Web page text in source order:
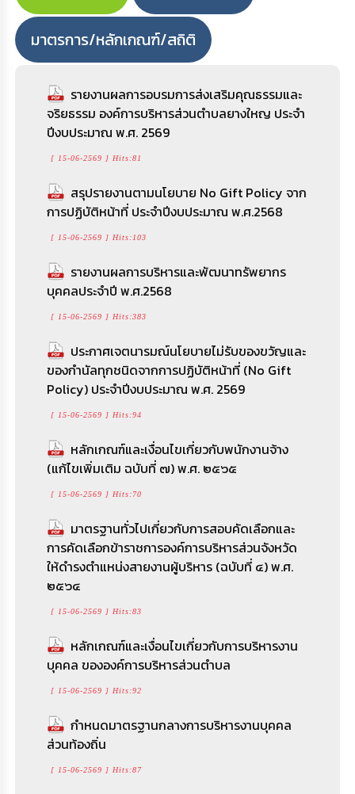
มาตรการ/หลักเกณฑ์/สถิติ
รายงานผลการอบรมการส่งเสริมคุณธรรมและ
จริยธรรม องค์การบริหารส่วนตำบลยางใหญ ประจำ
ปีงบประมาณ พ.ศ. 2569
[ 15-06-2569 ] Hits:81
สรุปรายงานตามนโยบาย No Gift Policy จาก
การปฏิบัติหน้าที่ ประจำปีงบประมาณ พ.ศ.2568
[ 15-06-2569 ] Hits:103
รายงานผลการบริหารและพัฒนาทรัพยากร
บุคคลประจำปี พ.ศ.2568
[ 15-06-2569 ] Hits:383
ประกาศเจตนารมณ์นโยบายไม่รับของขวัญและ
ของกำนัลทุกชนิดจากการปฏิบัติหน้าที่ (No Gift
Policy) ประจำปีงบประมาณ พ.ศ. 2569
[ 15-06-2569 ] Hits:94
หลักเกณฑ์และเงื่อนไขเกี่ยวกับพนักงานจ้าง
(แก้ไขเพิ่มเติม ฉบับที่ ๗) พ.ศ. ๒๕๖๕
[ 15-06-2569 ] Hits:70
มาตรฐานทั่วไปเกี่ยวกับการสอบคัดเลือกและ
การคัดเลือกข้าราชการองค์การบริหารส่วนจังหวัด
ให้ดำรงตำแหน่งสายงานผู้บริหาร (ฉบับที่ ๔) พ.ศ.
๒๕๖๔
[ 15-06-2569 ] Hits:83
หลักเกณฑ์และเงื่อนไขเกี่ยวกับการบริหารงาน
บุคคล ขององค์การบริหารส่วนตำบล
[ 15-06-2569 ] Hits:92
กําหนดมาตรฐานกลางการบริหารงานบุคคล
ส่วนท้องถิ่น
[ 15-06-2569 ] Hits:87
ประกาศองค์การบริหารส่วนตำบลยางใหญ่
เรื่อง การให้ความช่วยเหลือประชาชน กรณีเยียวยา
หรือฟื้นฟูหลังเกิดสาธารณภัย จากเหตุวาตภัย
[ 15-07-2569 ] Hits:74
ประกาศองค์การบริหารส่วนตำบลยางใหญ่
เรื่อง ประกาศผลการดำเนินการจัดซื้อจัดจ้างประจำ
เดือนพฤษภาคม 2569 ประจำปีงบประมาณ 2569
สรุปรายงานตามนโยบาย No Gift Policy จาก
การปฏิบัติหน้าที่ ประจำปีงบประมาณ พ.ศ.2568
ประกาศเจตนารมณ์นโยบายไม่รับของขวัญและ
ของกำนัลทุกชนิดจากการปฏิบัติหน้าที่ (No Gift
Policy) ประจำปีงบประมาณ พ.ศ. 2569
คำสั่งองค์การบริหารส่วนตำบลยางใหญ่ เรื่อง
การกำหนดหน้าที่ความรับผิดชอบในส่วนราชการ
สถิติเรื่องร้องเรียนการทุจริตและพฤติชอบของ
เจ้าหน้าที่ พ.ศ.2568 รูปแบบxls
[ 15-06-2569 ] Hits:464
เจ้าหน้าที่ พ.ศ.2568
[ 15-06-2569 ] Hits:427
เรื่อง การให้ความช่วยเหลือประชาชน กรณีเยียวยา
หรือฟื้นฟูหลังเกิดสาธารณภัย จากเหตุวาตภัย
(บ้านเรื่อนประชาชน)
รายงานผลการอบรมการส่งเสริมคุณธรรมและ
จริยธรรม องค์การบริหารส่วนตำบลยางใหญ ประจำ
ปีงบประมาณ พ.ศ. 2569
[ 15-06-2569 ] Hits:81
หลักเกณฑ์และเงื่อนไขเกี่ยวกับพนักงานจ้าง
(แก้ไขเพิ่มเติม ฉบับที่ ๗) พ.ศ. ๒๕๖๕
[ 15-06-2569 ] Hits:70
มาตรฐานทั่วไปเกี่ยวกับการสอบคัดเลือกและ
การคัดเลือกข้าราชการองค์การบริหารส่วนจังหวัด
ให้ดำรงตำแหน่งสายงานผู้บริหาร (ฉบับที่ ๔) พ.ศ.
[ 15-06-2569 ] Hits:83
หลักเกณฑ์และเงื่อนไขเกี่ยวกับการบริหารงาน
บุคคล ขององค์การบริหารส่วนตำบล
กําหนดมาตรฐานกลางการบริหารงานบุคคล
ส่วนท้องถิ่น
หลักเกณฑ์และเงื่อนไขเกี่ยวกับการบริหารงาน
บุคคล ขององค์การบริหารส่วนตำบล (แก้ไขเพิ่ม
เติม ฉบับที่ ๕) พ.ศ. ๒๕๖๒
[ 15-06-2569 ] Hits:88
มาตรฐานทั่วไปเกี่ยวกับหลักเกณฑ์และเงื่อนไข
การคัดเลือก การบรรจุและแต่งตั้ง การย้าย การโอน
การรับโอน การเลื่อนระดับ และการเลื่อนขั้นเงิน
[ 15-06-2569 ] Hits:86
แนวทางการปฏิบัติการบรรจุและแต่งตั้งฯ